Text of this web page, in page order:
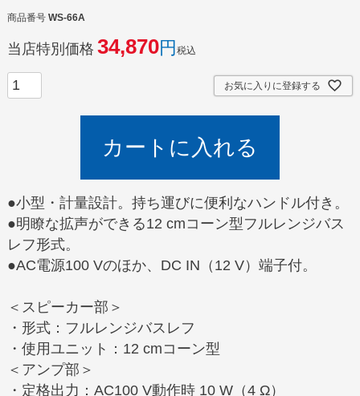
商品番号 WS-66A
当店特別価格 34,870 税込
お気に入りに登録する
カートに入れる
●小型・計量設計。持ち運びに便利なハンドル付き。
●明瞭な拡声ができる12 cmコーン型フルレンジバス
レフ形式。
●AC電源100 Vのほか、DC IN（12 V）端子付。
＜スピーカー部＞
・形式：フルレンジバスレフ
・使用ユニット：12 cmコーン型
＜アンプ部＞
・定格出力：AC100 V動作時 10 W（4 Ω）